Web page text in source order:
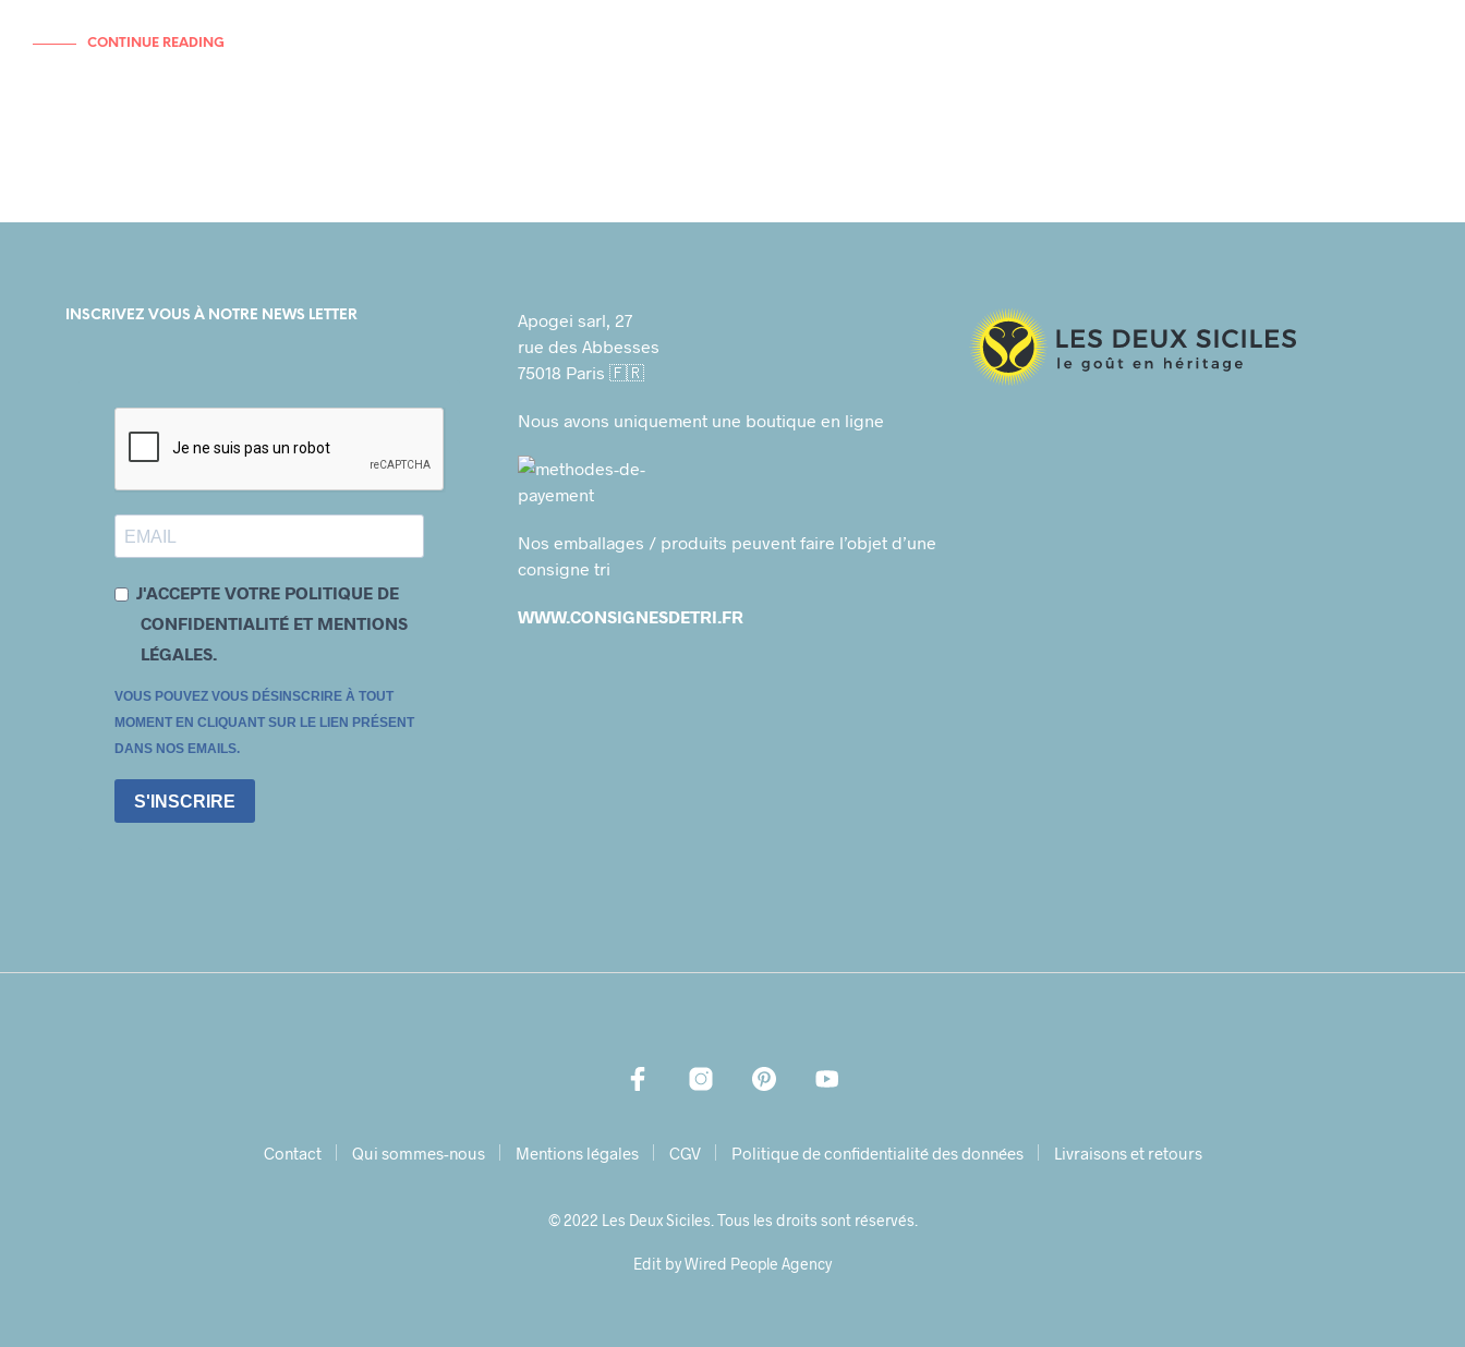
CONTINUE READING
INSCRIVEZ VOUS À NOTRE NEWS LETTER
J'ACCEPTE VOTRE POLITIQUE DE
CONFIDENTIALITÉ ET MENTIONS
LÉGALES.
VOUS POUVEZ VOUS DÉSINSCRIRE À TOUT
MOMENT EN CLIQUANT SUR LE LIEN PRÉSENT
DANS NOS EMAILS.
S'INSCRIRE
Apogei sarl, 27
rue des Abbesses
75018 Paris 🇫🇷
Nous avons uniquement une boutique en ligne
Nos emballages / produits peuvent faire l’objet d’une
consigne tri
WWW.CONSIGNESDETRI.FR
Contact Qui sommes-nous Mentions légales CGV Politique de confidentialité des données Livraisons et retours
© 2022 Les Deux Siciles. Tous les droits sont réservés.
Edit by Wired People Agency